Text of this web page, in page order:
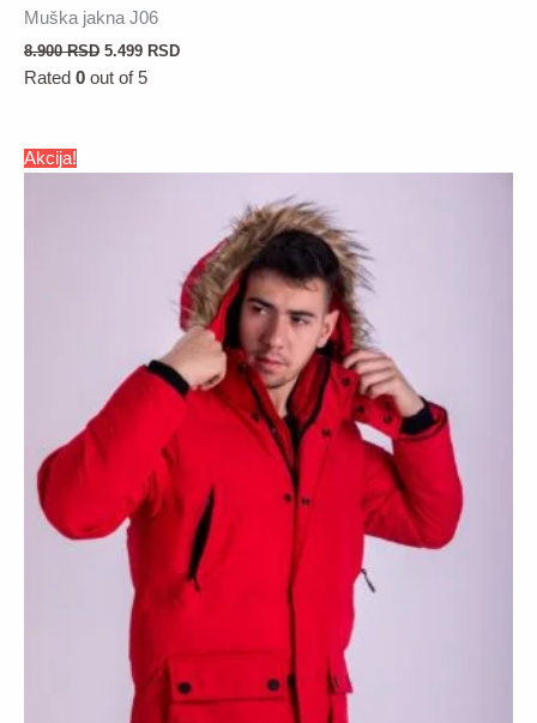
Muška jakna J06
8.900RSD 5.499 RSD
Rated 0 out of 5
Akcija!